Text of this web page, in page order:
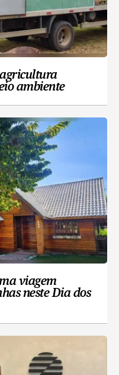
ambiente
viagem
neste Dia dos